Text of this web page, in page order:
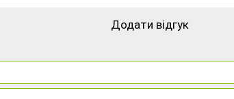
Додати відгук